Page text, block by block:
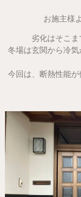
お施主様
劣化はそこま
冬場は玄関から冷
今回は、断熱性能